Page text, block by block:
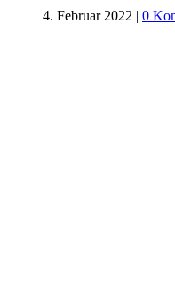
4. Februar 2022 | 0